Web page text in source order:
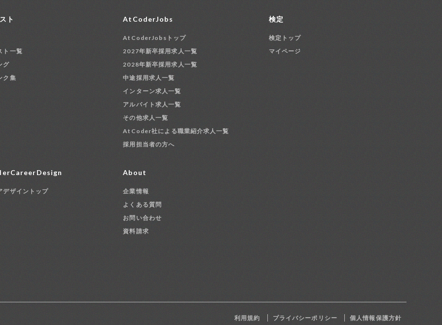
ト
ト一覧
グ
ク集
AtCoderJobs
AtCoderJobsトップ
2027年新卒採用求人一覧
2028年新卒採用求人一覧
中途採用求人一覧
インターン求人一覧
アルバイト求人一覧
その他求人一覧
AtCoder社による職業紹介求人一覧
採用担当者の方へ
検定
検定トップ
マイページ
デザイントップ
About
企業情報
よくある質問
お問い合わせ
資料請求
利用規約 プライバシーポリシー 個人情報保護方針